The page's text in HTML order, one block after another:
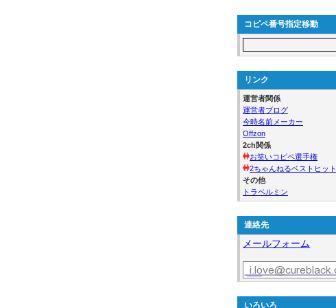
コピペ番号指定移動
リンク
運営者関係
運営者ブログ
今時名前メーカー
Offzon
2ch関係
お笑いコピペ選手権
2ちゃんねるベストヒット
その他
トラベルミン
連絡先
メールフォーム
いろいろ